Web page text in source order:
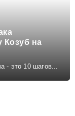
Козуб на
- это 10 шагов...